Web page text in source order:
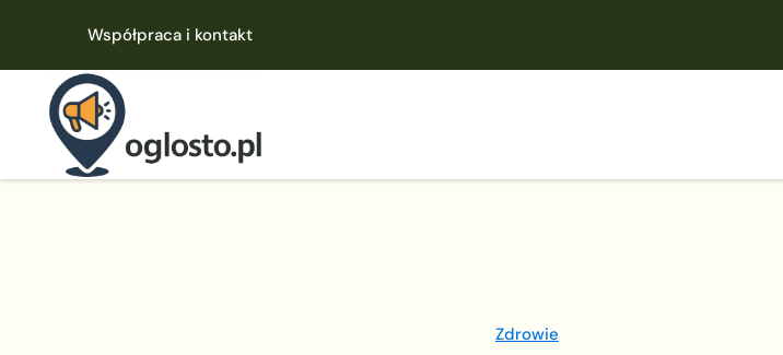
Współpraca i kontakt
Zdrowie